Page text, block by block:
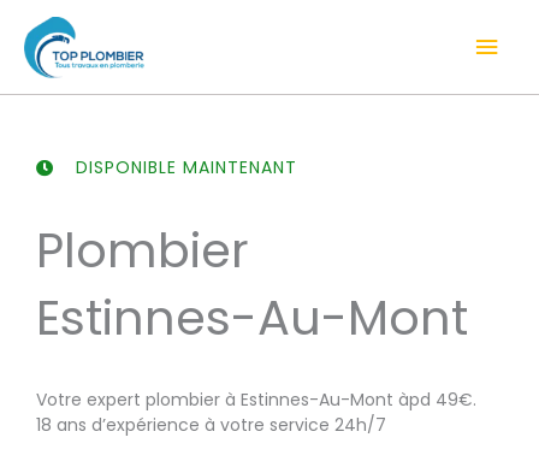
contenu
DISPONIBLE MAINTENANT
Plombier
Estinnes-Au-Mont
Votre expert plombier à Estinnes-Au-Mont àpd 49€.
18 ans d’expérience à votre service 24h/7